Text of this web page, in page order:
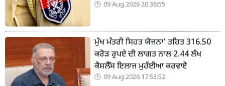
09 Aug 2026 20:36:55
ਮੁੱਖ ਮੰਤਰੀ ਸਿਹਤ ਯੋਜਨਾ’ ਤਹਿਤ 316.50
ਕਰੋੜ ਰੁਪਏ ਦੀ ਲਾਗਤ ਨਾਲ 2.44 ਲੱਖ
ਕੈਸ਼ਲੈੱਸ ਇਲਾਜ ਮੁਹੱਈਆ ਕਰਵਾਏੇ
09 Aug 2026 17:53:52